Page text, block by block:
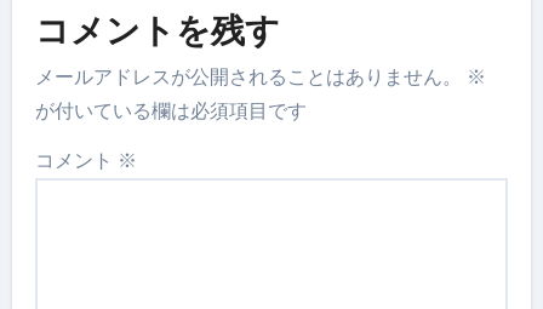
コメントを残す
メールアドレスが公開されることはありません。
※
が付いている欄は必須項目です
コメント ※